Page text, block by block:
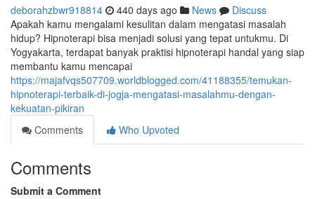
deborahzbwr918814 440 days ago News
Discuss
Apakah kamu mengalami kesulitan dalam mengatasi masalah
hidup? Hipnoterapi bisa menjadi solusi yang tepat untukmu. Di
Yogyakarta, terdapat banyak praktisi hipnoterapi handal yang siap
membantu kamu mencapai
https://majafvqs507709.worldblogged.com/41188355/temukan-
hipnoterapi-terbaik-di-jogja-mengatasi-masalahmu-dengan-
kekuatan-pikiran
Comments
Who Upvoted
Comments
Submit a Comment